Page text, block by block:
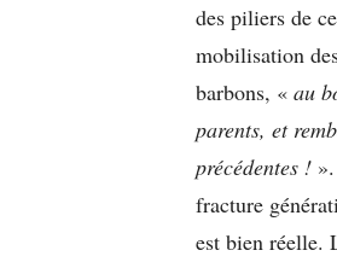
des piliers de
mobilisation
barbons, « au
parents, et
précédentes !
fracture
est bien réelle.